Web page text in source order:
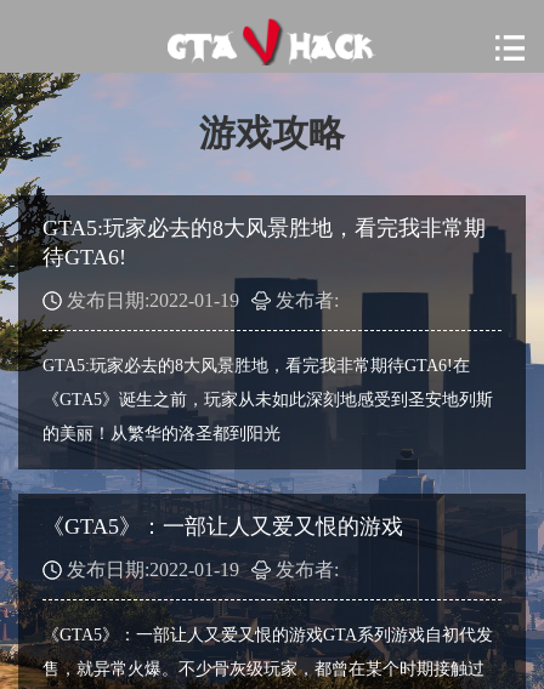
游戏攻略
GTA5:玩家必去的8大风景胜地，看完我非常期
待GTA6!
发布日期:2022-01-19 发布者:
GTA5:玩家必去的8大风景胜地，看完我非常期待GTA6!在
《GTA5》诞生之前，玩家从未如此深刻地感受到圣安地列斯
的美丽！从繁华的洛圣都到阳光
《GTA5》：一部让人又爱又恨的游戏
发布日期:2022-01-19 发布者:
《GTA5》：一部让人又爱又恨的游戏GTA系列游戏自初代发
售，就异常火爆。不少骨灰级玩家，都曾在某个时期接触过